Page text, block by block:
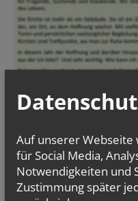
Auf unserer
für Social Media,
Notwendigkeiten und
Zustimmung später